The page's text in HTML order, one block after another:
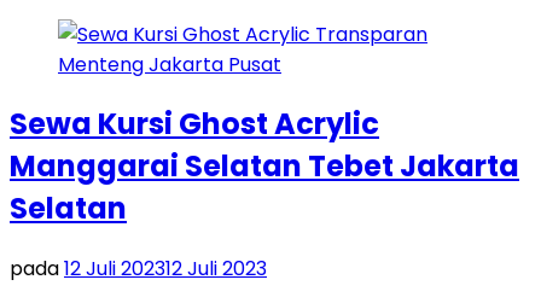
Sewa Kursi Ghost Acrylic
Manggarai Selatan Tebet Jakarta
Selatan
pada12 Juli 202312 Juli 2023